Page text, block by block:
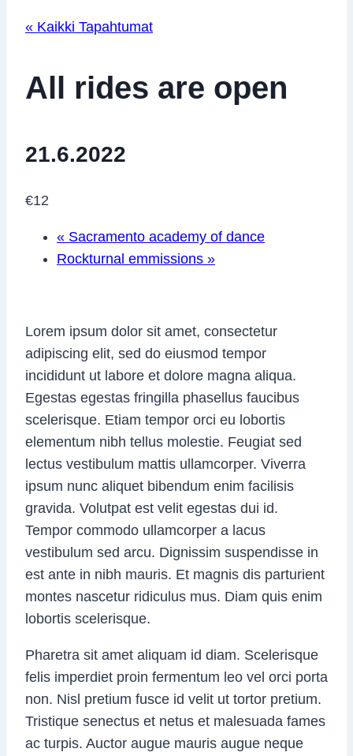
« Kaikki Tapahtumat
All rides are open
21.6.2022
€12
« Sacramento academy of dance
Rockturnal emmissions »
Lorem ipsum dolor sit amet, consectetur
adipiscing elit, sed do eiusmod tempor
incididunt ut labore et dolore magna aliqua.
Egestas egestas fringilla phasellus faucibus
scelerisque. Etiam tempor orci eu lobortis
elementum nibh tellus molestie. Feugiat sed
lectus vestibulum mattis ullamcorper. Viverra
ipsum nunc aliquet bibendum enim facilisis
gravida. Volutpat est velit egestas dui id.
Tempor commodo ullamcorper a lacus
vestibulum sed arcu. Dignissim suspendisse in
est ante in nibh mauris. Et magnis dis parturient
montes nascetur ridiculus mus. Diam quis enim
lobortis scelerisque.
Pharetra sit amet aliquam id diam. Scelerisque
felis imperdiet proin fermentum leo vel orci porta
non. Nisl pretium fusce id velit ut tortor pretium.
Tristique senectus et netus et malesuada fames
ac turpis. Auctor augue mauris augue neque